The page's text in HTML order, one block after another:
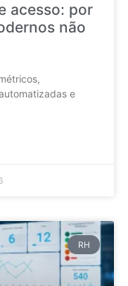
acesso: por
não
e
RH